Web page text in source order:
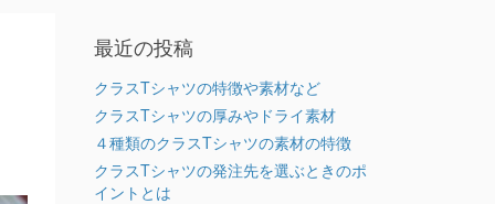
最近の投稿
クラスTシャツの特徴や素材など
クラスTシャツの厚みやドライ素材
４種類のクラスTシャツの素材の特徴
クラスTシャツの発注先を選ぶときのポ
イントとは